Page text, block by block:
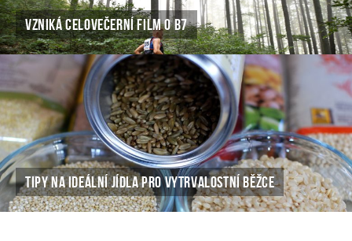
VZNIKÁ CELOVEČERNÍ FILM O B7
TIPY NA IDEÁLNÍ JÍDLA PRO VYTRVALOSTNÍ BĚŽCE